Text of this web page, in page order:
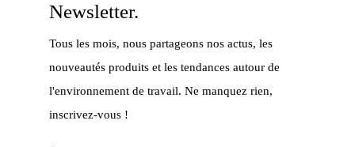
Newsletter.
Tous les mois, nous partageons nos actus, les
nouveautés produits et les tendances autour de
l'environnement de travail. Ne manquez rien,
inscrivez-vous !